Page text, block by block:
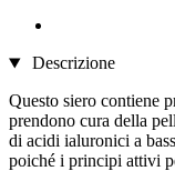
Descrizione
Questo siero contiene
prendono cura della
di acidi ialuronici a
poiché i principi attivi